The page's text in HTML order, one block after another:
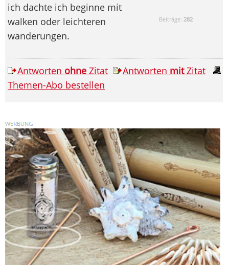
Beiträge: 282
ich dachte ich beginne mit
walken oder leichteren
wanderungen.
Antworten ohne Zitat Antworten mitZitat
Themen-Abo bestellen